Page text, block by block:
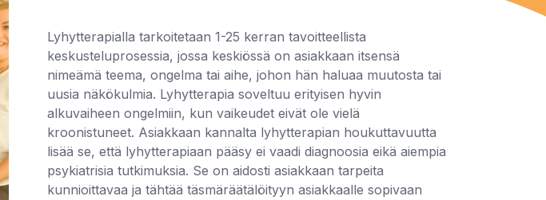
Lyhytterapialla tarkoitetaan 1-25 kerran tavoitteellista
keskusteluprosessia, jossa keskiössä on asiakkaan itsensä
nimeämä teema, ongelma tai aihe, johon hän haluaa muutosta tai
uusia näkökulmia. Lyhytterapia soveltuu erityisen hyvin
alkuvaiheen ongelmiin, kun vaikeudet eivät ole vielä
kroonistuneet. Asiakkaan kannalta lyhytterapian houkuttavuutta
lisää se, että lyhytterapiaan pääsy ei vaadi diagnoosia eikä aiempia
psykiatrisia tutkimuksia. Se on aidosti asiakkaan tarpeita
kunnioittavaa ja tähtää täsmäräätälöityyn asiakkaalle sopivaan